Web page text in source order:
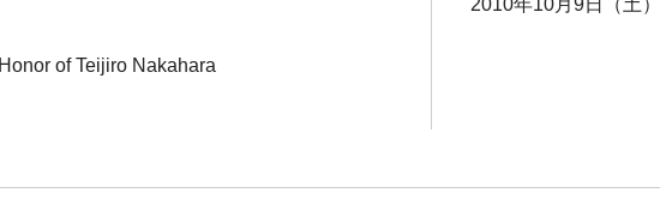
of Teijiro Nakahara
2010年10月9日（土